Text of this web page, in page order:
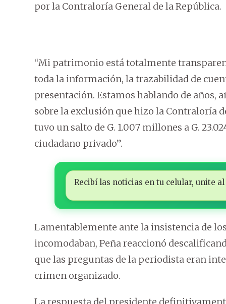
por la Contraloría General de la República.
“Mi patrimonio está totalmente
toda la información, la trazabilidad de
presentación. Estamos hablando de años,
sobre la exclusión que hizo la Contraloría
tuvo un salto de G. 1.007 millones a G.
ciudadano privado”.
Recibí las noticias en tu celular, unite
Lamentablemente ante la insistencia de
incomodaban, Peña reaccionó
que las preguntas de la periodista eran
crimen organizado.